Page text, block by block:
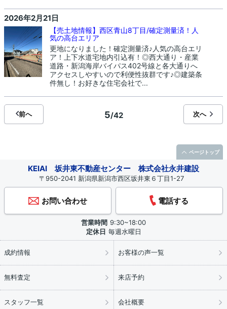
2026年2月21日
【売土地情報】西区青山8丁目/確定測量済！人
気の高台エリア
更地になりました！確定測量済♪人気の高台エリ
ア！上下水道宅地内引込有！◎西大通り・産業
道路・新潟海岸バイパス402号線と各大通りへ
アクセスしやすいので利便性抜群です♪◎建築条
件無し！お好きな住宅会社で...
前へ 5/42 次へ
KEIAI 坂井東不動産センター 株式会社永井建設
〒950-2041 新潟県新潟市西区坂井東６丁目1-27
お問い合わせ 電話する
営業時間 9:30~18:00
定休日 毎週水曜日
成約情報 お客様の声一覧
無料査定 来店予約
スタッフ一覧 会社概要
ページトップ